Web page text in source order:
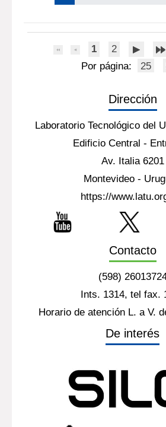
1 2
Por página:
25
Dirección
Laboratorio Tecnológico del
Edificio Central -
Av. Italia 6201
Montevideo -
https://
Contacto
(598)
Ints. 1314, tel fax.
Horario de atención L. a V.
De interés